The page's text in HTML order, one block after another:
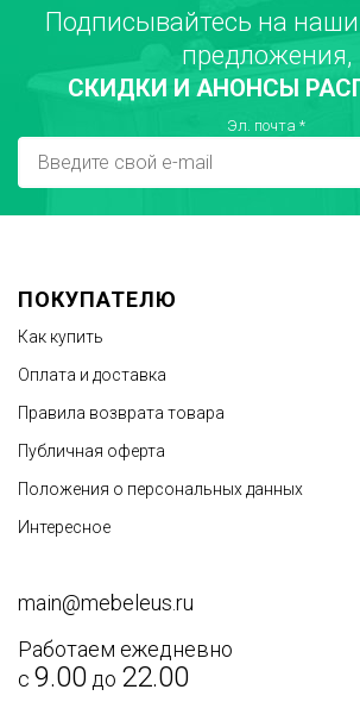
Ваше имя
Недостатки
Текст отзыва*
Подписывайтесь на
предложения,
СКИДКИ И АНОНСЫ
Эл. почта *
ПОКУПАТЕЛЮ
Как купить
Оплата и доставка
Правила возврата товара
Публичная оферта
Положения о персональных данных
Интересное
main@mebeleus.ru
Работаем ежедневно
с 9.00 до 22.00